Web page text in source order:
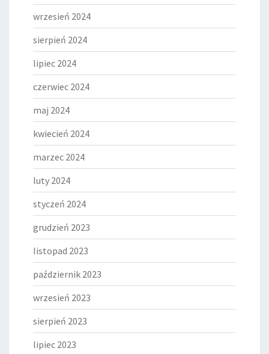
wrzesień 2024
sierpień 2024
lipiec 2024
czerwiec 2024
maj 2024
kwiecień 2024
marzec 2024
luty 2024
styczeń 2024
grudzień 2023
listopad 2023
październik 2023
wrzesień 2023
sierpień 2023
lipiec 2023